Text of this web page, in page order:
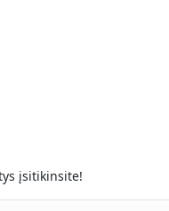
įsitikinsite!